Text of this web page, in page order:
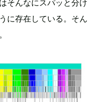
そんなにスパッと分け
に存在している。そん